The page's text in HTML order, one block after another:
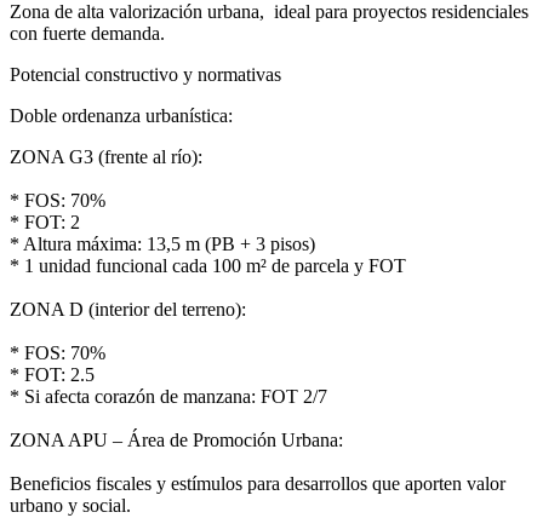
Zona de alta valorización urbana, ideal para proyectos residenciales
con fuerte demanda.
Potencial constructivo y normativas
Doble ordenanza urbanística:
ZONA G3 (frente al río):
* FOS: 70%
* FOT: 2
* Altura máxima: 13,5 m (PB + 3 pisos)
* 1 unidad funcional cada 100 m² de parcela y FOT
ZONA D (interior del terreno):
* FOS: 70%
* FOT: 2.5
* Si afecta corazón de manzana: FOT 2/7
ZONA APU – Área de Promoción Urbana:
Beneficios fiscales y estímulos para desarrollos que aporten valor
urbano y social.